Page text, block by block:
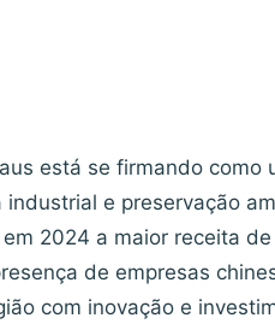
está se firmando como
e preservação
2024 a maior receita
de empresas
com inovação e